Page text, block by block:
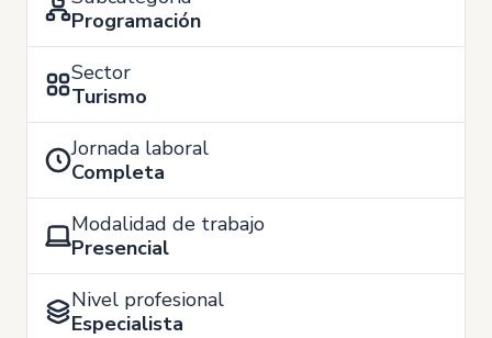
Programación
Sector
Turismo
Jornada laboral
Completa
Modalidad de trabajo
Presencial
Nivel profesional
Especialista